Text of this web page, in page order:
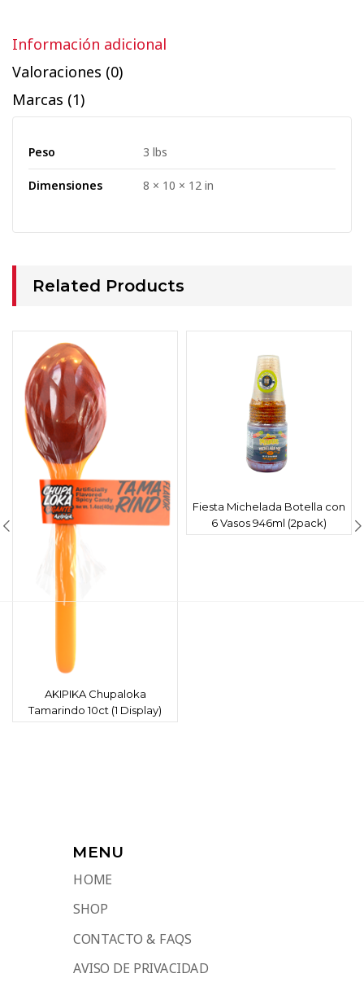
Información adicional
Valoraciones (0)
Marcas (1)
Peso 3 lbs
Dimensiones 8 × 10 × 12 in
Related Products
AKIPIKA Chupaloka
Tamarindo 10ct (1 Display)
Fiesta Michelada Botella con
6 Vasos 946ml (2pack)
MENU
HOME
SHOP
CONTACTO & FAQS
AVISO DE PRIVACIDAD